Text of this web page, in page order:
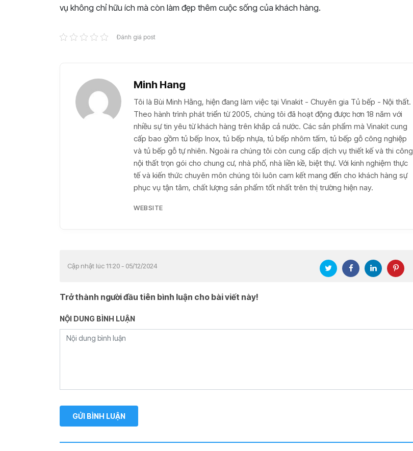
vụ không chỉ hữu ích mà còn làm đẹp thêm cuộc sống của khách hàng.
Đánh giá post
Minh Hang
Tôi là Bùi Minh Hằng, hiện đang làm việc tại Vinakit - Chuyên gia Tủ bếp - Nội thất.
Theo hành trình phát triển từ 2005, chúng tôi đã hoạt động được hơn 18 năm với
nhiều sự tin yêu từ khách hàng trên khắp cả nước. Các sản phẩm mà Vinakit cung
cấp bao gồm tủ bếp Inox, tủ bếp nhựa, tủ bếp nhôm tấm, tủ bếp gỗ công nghiệp
và tủ bếp gỗ tự nhiên. Ngoài ra chúng tôi còn cung cấp dịch vụ thiết kế và thi công
nội thất trọn gói cho chung cư, nhà phố, nhà liền kề, biệt thự. Với kinh nghiệm thực
tế và kiến thức chuyên môn chúng tôi luôn cam kết mang đến cho khách hàng sự
phục vụ tận tâm, chất lượng sản phẩm tốt nhất trên thị trường hiện nay.
WEBSITE
Cập nhật lúc 11:20 - 05/12/2024
Trở thành người đầu tiên bình luận cho bài viết này!
NỘI DUNG BÌNH LUẬN